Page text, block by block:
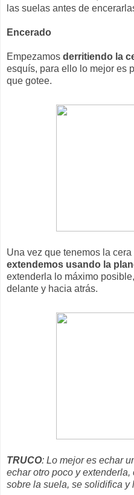
las suelas antes de
Encerado
Empezamos derritiendo la
esquís, para ello lo mejor es
que gotee.
Una vez que tenemos la
extendemos usando la
extenderla lo máximo
delante y hacia atrás.
TRUCO: Lo mejor es echar
echar otro poco y
sobre la suela, se solidifica y